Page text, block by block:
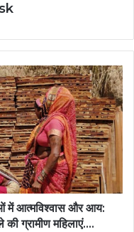
में आत्मविश्वास और आय:
की ग्रामीण महिलाएं….